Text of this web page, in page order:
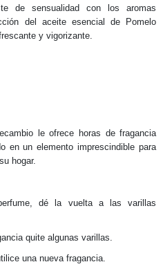
de sensualidad con los aromas
del aceite esencial de Pomelo
y vigorizante.
le ofrece horas de fragancia
en un elemento imprescindible para
hogar.
dé la vuelta a las varillas
quite algunas varillas.
una nueva fragancia.